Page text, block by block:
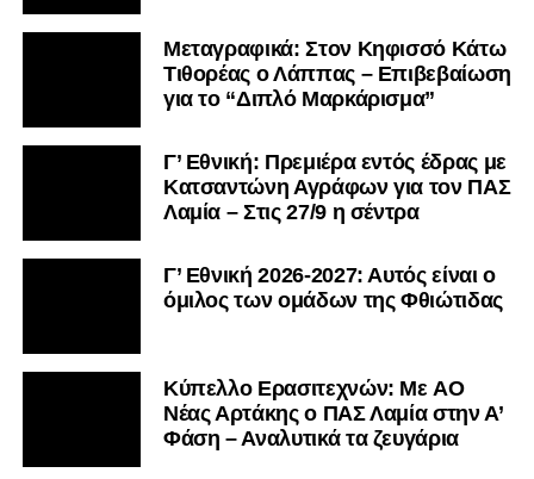
Μεταγραφικά: Στον Κηφισσό Κάτω
Τιθορέας ο Λάππας – Επιβεβαίωση
για το “Διπλό Μαρκάρισμα”
Γ’ Εθνική: Πρεμιέρα εντός έδρας με
Κατσαντώνη Αγράφων για τον ΠΑΣ
Λαμία – Στις 27/9 η σέντρα
Γ’ Εθνική 2026-2027: Αυτός είναι ο
όμιλος των ομάδων της Φθιώτιδας
Kύπελλο Ερασιτεχνών: Με AO
Nέας Αρτάκης ο ΠΑΣ Λαμία στην Α’
Φάση – Αναλυτικά τα ζευγάρια